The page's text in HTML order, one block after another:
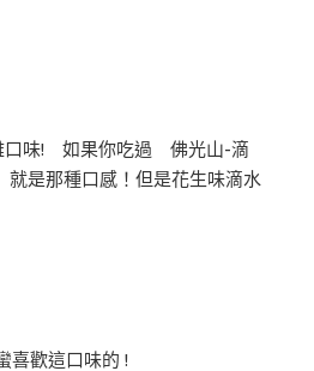
口味! 如果你吃過 佛光山-滴
是那種口感！但是花生味滴水
喜歡這口味的 !